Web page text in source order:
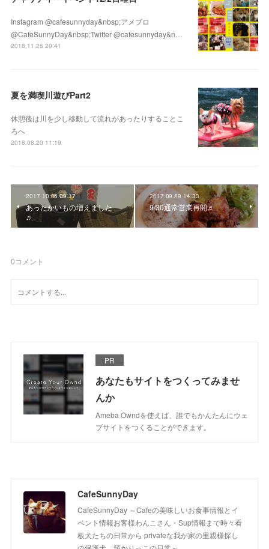
Instagram @cafesunnyday&nbsp;アメブロ
@CafeSunnyDay&nbsp;Twitter @cafesunnyday&n…
2018.11.26 20:41
夏を満喫川遊びPart2
休憩後は川を少し移動して流れがあったりすることこ
ろへ
2018.08.20 11:19
2017.10.06 09:17
あったかいもの増えました
♬
2017.09.29 14:33
9/30通常営業再開♬
0コメント
PR
あなたもサイトをつくってみませ
んか
Ameba Owndを使えば、誰でもかんたんにウェ
ブサイトをつくることができます。
CafeSunnyDay
CafeSunnyDay ～Cafeの美味しいお食事情報とイ
ベント情報お客様わんこさん・Sup情報まで時々看
板犬たちの日常から privateな我が家の里親様探し